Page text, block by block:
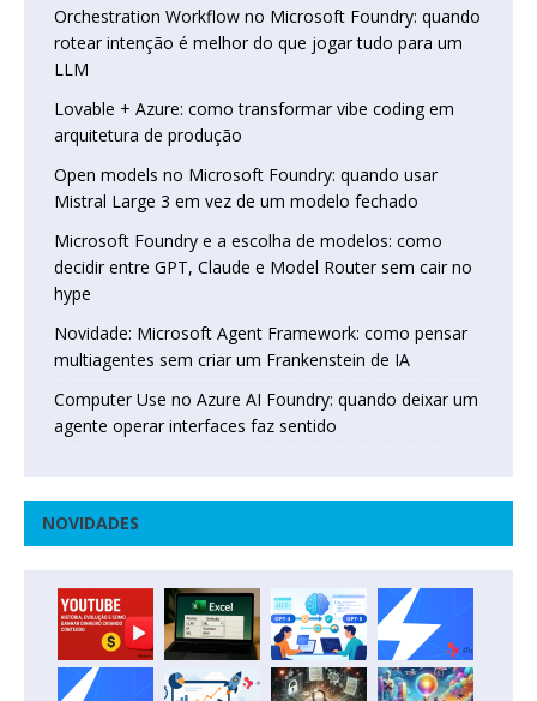
Orchestration Workflow no Microsoft Foundry: quando
rotear intenção é melhor do que jogar tudo para um
LLM
Lovable + Azure: como transformar vibe coding em
arquitetura de produção
Open models no Microsoft Foundry: quando usar
Mistral Large 3 em vez de um modelo fechado
Microsoft Foundry e a escolha de modelos: como
decidir entre GPT, Claude e Model Router sem cair no
hype
Novidade: Microsoft Agent Framework: como pensar
multiagentes sem criar um Frankenstein de IA
Computer Use no Azure AI Foundry: quando deixar um
agente operar interfaces faz sentido
NOVIDADES